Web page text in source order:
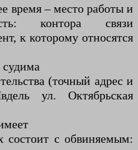
время – место работы и
контора связи
к которому относятся
(точный адрес и
ул. Октябрьская
состоит с обвиняемым: